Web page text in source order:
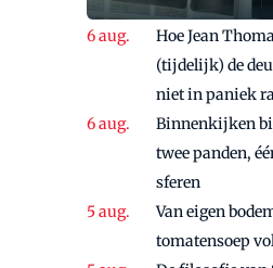
Hoe Jean
(tijdelijk) de
niet in paniek
Binnenkijken
twee panden,
sferen
Van eigen
tomatensoep